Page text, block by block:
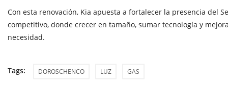
Con esta renovación, Kia apuesta a fortalecer la presencia del
competitivo, donde crecer en tamaño, sumar tecnología y
necesidad.
Tags: DOROSCHENCO LUZ GAS